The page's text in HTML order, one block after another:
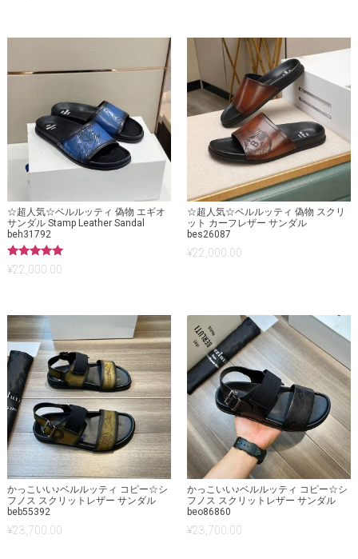
☆超人気☆ベルルッティ 偽物 エギオ
サンダル Stamp Leather Sandal
beh31792
5段階中
5.00
¥22,000.00
☆超人気☆ベルルッティ 偽物 スクリ
ット カーフレザー サンダル
bes26087
¥22,000.00
かっこいい♪ベルルッティ コピー☆シ
フノス スクリットレザー サンダル
beb55392
¥23,700.00
かっこいい♪ベルルッティ コピー☆シ
フノス スクリットレザー サンダル
beo86860
¥23,700.00